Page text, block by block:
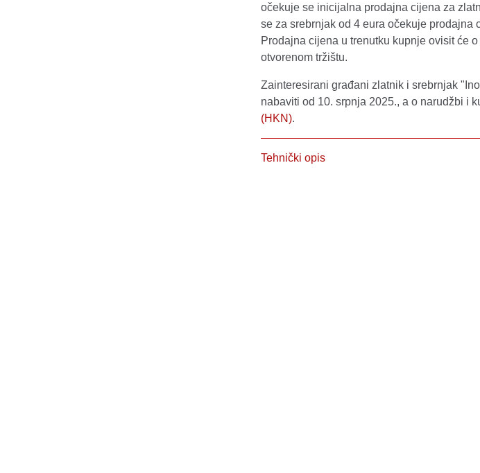
očekuje se inicijalna prodajna cijena za
se za srebrnjak od 4 eura očekuje prodajna
Prodajna cijena u trenutku kupnje ovisit će
otvorenom tržištu.
Zainteresirani građani zlatnik i srebrnjak
nabaviti od 10. srpnja 2025., a o narudžbi i
(HKN).
Tehnički opis